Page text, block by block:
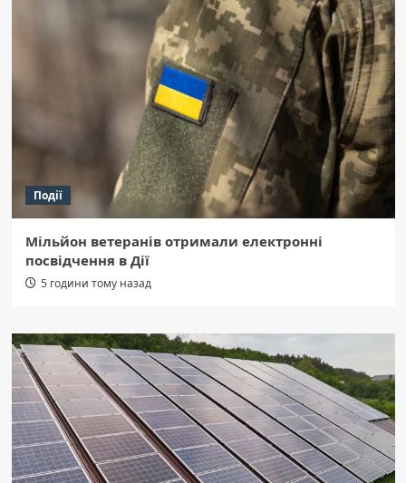
Події
Мільйон ветеранів отримали електронні
посвідчення в Дії
5 години тому назад